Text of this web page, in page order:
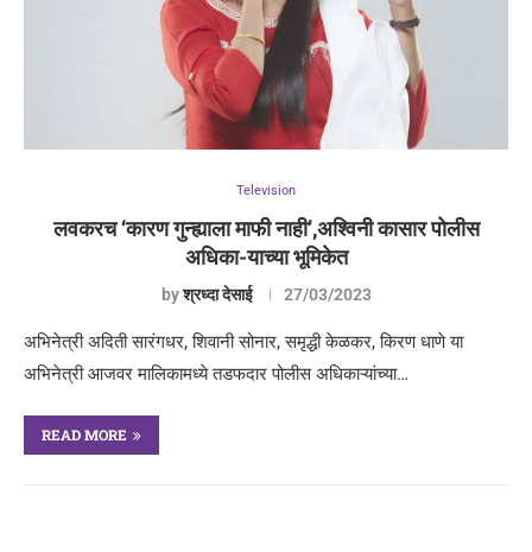
Television
लवकरच ‘कारण गुन्ह्याला माफी नाही’,अश्विनी कासार पोलीस
अधिका-याच्या भूमिकेत
byश्रध्दा देसाई 27/03/2023
अभिनेत्री अदिती सारंगधर, शिवानी सोनार, समृद्धी केळकर, किरण धाणे या
अभिनेत्री आजवर मालिकामध्ये तडफदार पोलीस अधिकाऱ्यांच्या…
READ MORE